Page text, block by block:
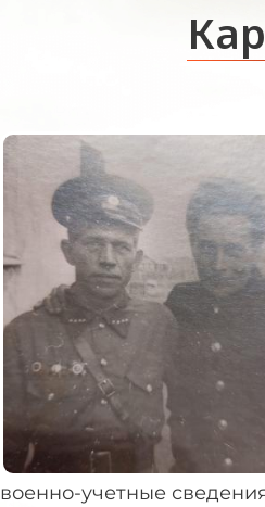
военно-учетные